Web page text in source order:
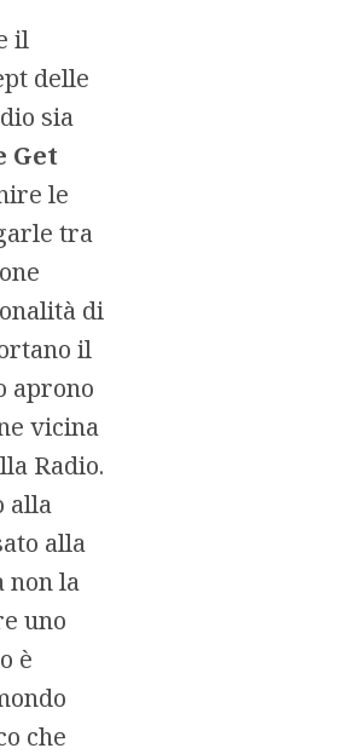
il
delle
sia
Get
le
tra
di
il
aprono
vicina
Radio.
alla
alla
non la
uno
è
che